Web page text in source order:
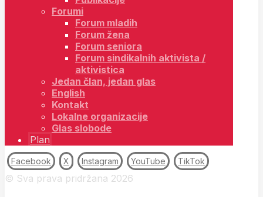
Forumi
Forum mladih
Forum žena
Forum seniora
Forum sindikalnih aktivista /
aktivistica
Jedan član, jedan glas
English
Kontakt
Lokalne organizacije
Glas slobode
Plan
Facebook X Instagram YouTube TikTok
© Sva prava pridržana 2026